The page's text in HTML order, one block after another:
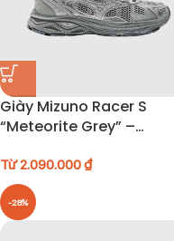
Giày Mizuno Racer S
“Meteorite Grey” –
Từ2.090.000₫
-28%